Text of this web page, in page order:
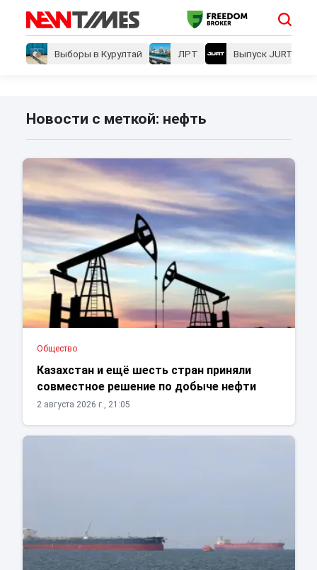
Выборы в Курултай ЛРТ Выпуск JURT
Новости с меткой: нефть
Общество
Казахстан и ещё шесть стран приняли
совместное решение по добыче нефти
2 августа 2026 г., 21:05